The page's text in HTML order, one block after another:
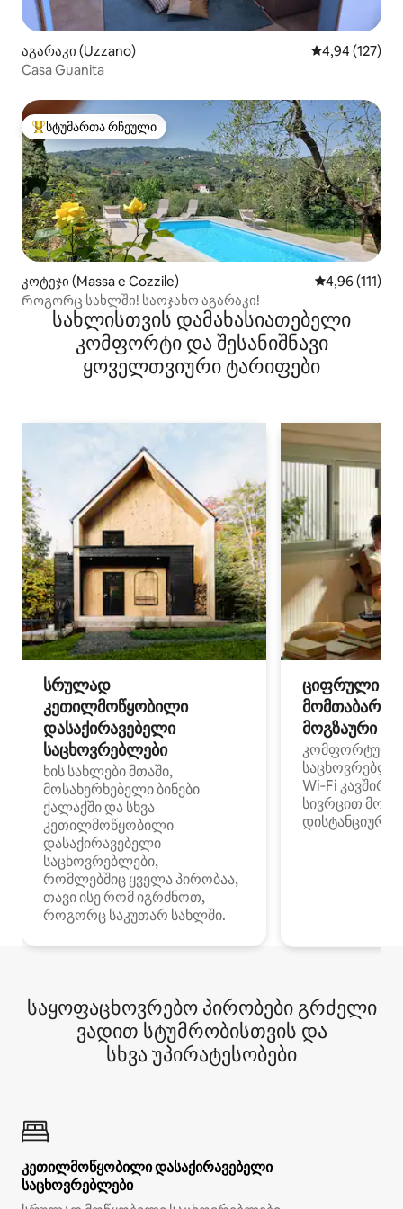
აგარაკი (Uzzano) საშუალო
4,94 (127)
Casa Guanita
სტუმართა რჩეული მოწინავე ვარიანტი
სტუმართა რჩეული
კოტეჯი (Massa e Cozzile) საშუალო
4,96 (111)
Როგორც სახლში! საოჯახო აგარაკი!
სახლისთვის დამახასიათებელი
კომფორტი და შესანიშნავი
ყოველთვიური ტარიფები
სრულად
კეთილმოწყობილი
დასაქირავებელი
საცხოვრებლები
ხის სახლები მთაში,
მოსახერხებელი ბინები
ქალაქში და სხვა
კეთილმოწყობილი
დასაქირავებელი
საცხოვრებლები,
რომლებშიც ყველა პირობაა,
თავი ისე რომ იგრძნოთ,
როგორც საკუთარ სახლში.
ციფრული
მოგზაური
კომფორტული
Wi‑Fi
სივრცით
დისტანციური
საყოფაცხოვრებო პირობები გრძელი
ვადით სტუმრობისთვის და
სხვა უპირატესობები
კეთილმოწყობილი დასაქირავებელი
საცხოვრებლები